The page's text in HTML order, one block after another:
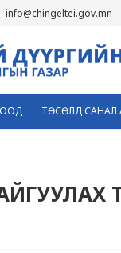
info@chingeltei.gov.mn
ТӨСӨЛД САНАЛ